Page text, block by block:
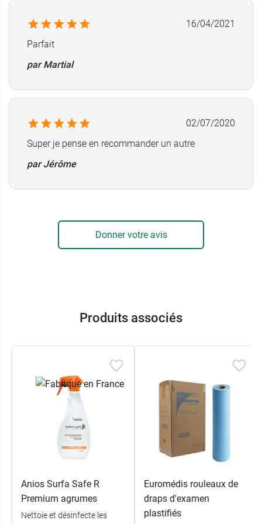
16/04/2021
Parfait
par Martial
02/07/2020
Super je pense en recommander un autre
par Jérôme
Donner votre avis
Produits associés
Anios Surfa Safe R
Premium agrumes
Nettoie et désinfecte les
Euromédis rouleaux de
draps d'examen
plastifiés